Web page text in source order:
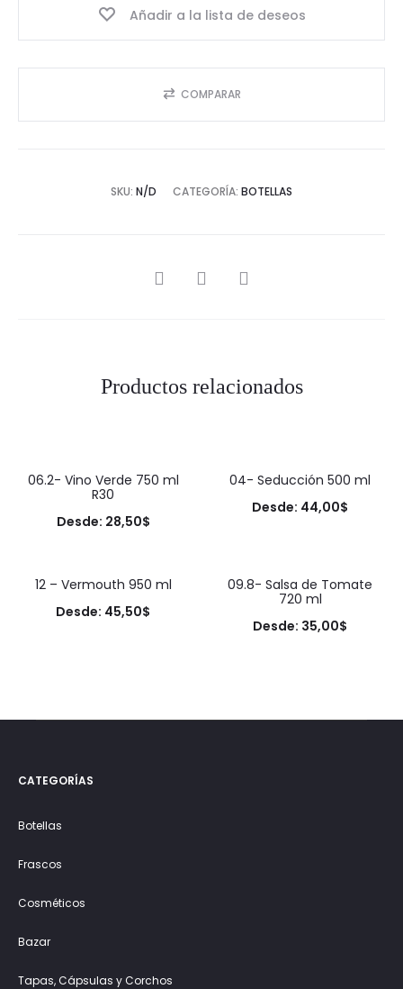
Añadir a la lista de deseos
COMPARAR
SKU: N/D CATEGORÍA: BOTELLAS
SHARE
Productos relacionados
06.2- Vino Verde 750 ml
R30
Desde: 28,50$
04- Seducción 500 ml
Desde: 44,00$
12 – Vermouth 950 ml
Desde: 45,50$
09.8- Salsa de Tomate
720 ml
Desde: 35,00$
CATEGORÍAS
Botellas
Frascos
Cosméticos
Bazar
Tapas, Cápsulas y Corchos